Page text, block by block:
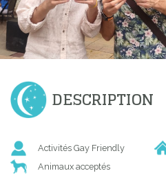
DESCRIPTION
Activités Gay Friendly
Animaux acceptés